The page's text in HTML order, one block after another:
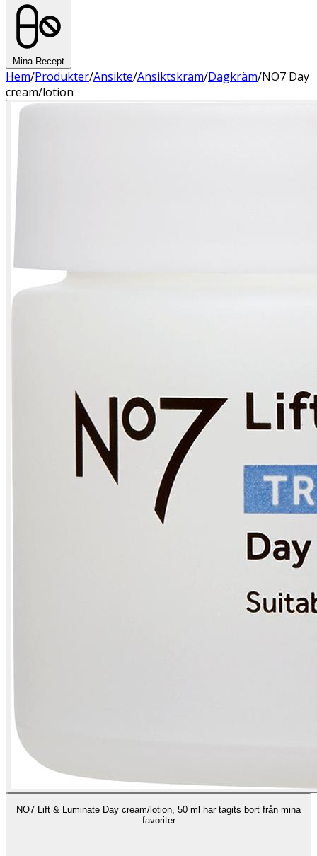
Mina Recept
Hem/Produkter/Ansikte/Ansiktskräm/Dagkräm/NO7 Day
cream/lotion
NO7 Lift & Luminate Day cream/lotion, 50 ml har tagits bort från mina
favoriter